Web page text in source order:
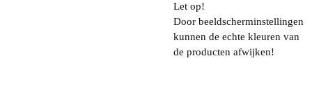
Let op!
Door beeldscherminstellingen
kunnen de echte kleuren van
de producten afwijken!